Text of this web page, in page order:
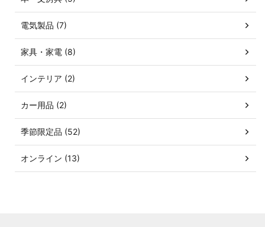
電気製品 (7)
家具・家電 (8)
インテリア (2)
カー用品 (2)
季節限定品 (52)
オンライン (13)